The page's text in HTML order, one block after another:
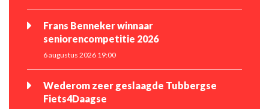
Frans Benneker winnaar
seniorencompetitie 2026
6 augustus 2026 19:00
Wederom zeer geslaagde Tubbergse
Fiets4Daagse